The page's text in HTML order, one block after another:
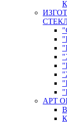
АРТ